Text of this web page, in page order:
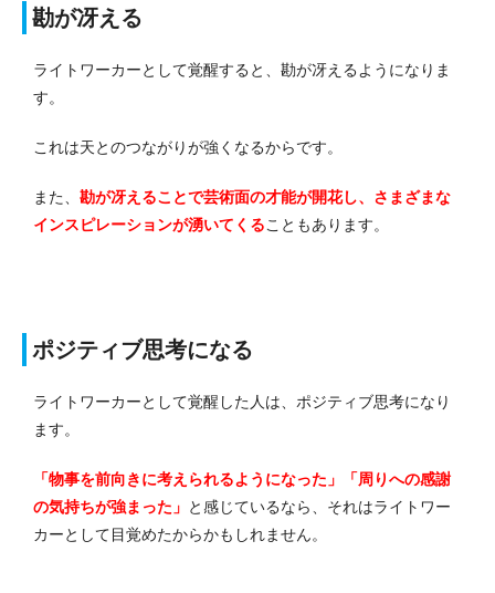
勘が冴える
ライトワーカーとして覚醒すると、勘が冴えるようになりま
す。
これは天とのつながりが強くなるからです。
また、 勘が冴えることで芸術面の才能が開花し、さまざまな
インスピレーションが湧いてくることもあります。
ポジティブ思考になる
ライトワーカーとして覚醒した人は、ポジティブ思考になり
ます。
「物事を前向きに考えられるようになった」「周りへの感謝
の気持ちが強まった」 と感じているなら、それはライトワー
カーとして目覚めたからかもしれません。